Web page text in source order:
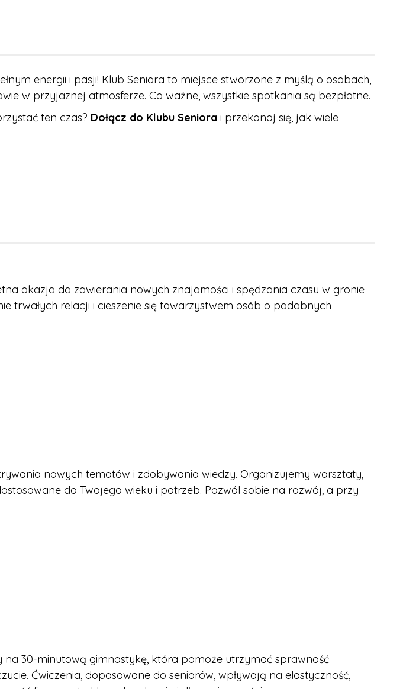
energii i pasji! Klub Seniora to miejsce stworzone z myślą o osobach,
w przyjaznej atmosferze. Co ważne, wszystkie spotkania są bezpłatne.
ten czas? Dołącz do Klubu Seniora i przekonaj się, jak wiele
okazja do zawierania nowych znajomości i spędzania czasu w gronie
trwałych relacji i cieszenie się towarzystwem osób o podobnych
nowych tematów i zdobywania wiedzy. Organizujemy warsztaty,
do Twojego wieku i potrzeb. Pozwól sobie na rozwój, a przy
30-minutową gimnastykę, która pomoże utrzymać sprawność
Ćwiczenia, dopasowane do seniorów, wpływają na elastyczność,